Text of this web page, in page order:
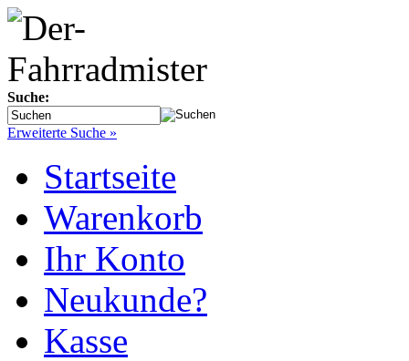
Suche:
Erweiterte Suche »
Startseite
Warenkorb
Ihr Konto
Neukunde?
Kasse